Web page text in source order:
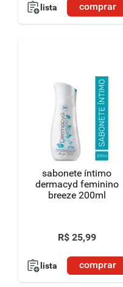
lista comprar
sabonete íntimo
dermacyd feminino
breeze 200ml
R$ 25,99
lista comprar